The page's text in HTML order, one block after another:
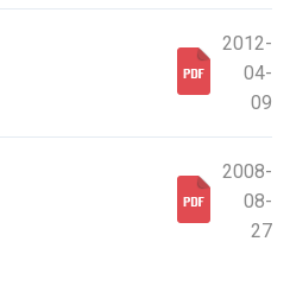
2012-
04-
09
2008-
08-
27